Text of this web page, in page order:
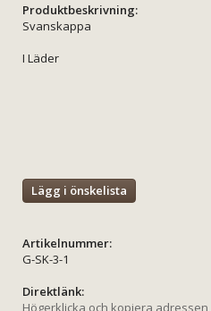
Produktbeskrivning:
Svanskappa
I Läder
Lägg i önskelista
Artikelnummer:
G-SK-3-1
Direktlänk:
Högerklicka och kopiera adressen